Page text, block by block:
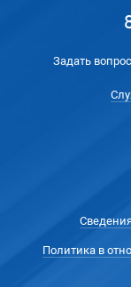
Задать
Политика в